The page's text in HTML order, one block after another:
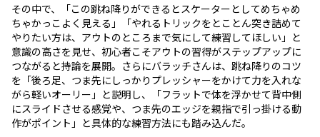
その中で、「この跳ね降りができるとスケーターとしてめちゃめ
ちゃかっこよく見える」「やれるトリックをとことん突き詰めて
やりたい方は、アウトのところまで気にして練習してほしい」と
意識の高さを見せ、初心者こそアウトの習得がステップアップに
つながると持論を展開。さらにバラッチさんは、跳ね降りのコツ
を「後ろ足、つま先にしっかりプレッシャーをかけて力を入れな
がら軽いオーリー」と説明し、「フラットで体を浮かせて背中側
にスライドさせる感覚や、つま先のエッジを親指で引っ掛ける動
作がポイント」と具体的な練習方法にも踏み込んだ。